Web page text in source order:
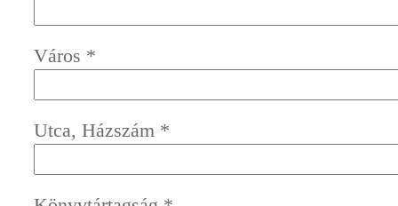
Város *
Utca, Házszám *